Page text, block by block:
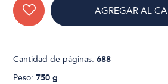
AGREGAR AL
Cantidad de páginas:688
Peso:750 g